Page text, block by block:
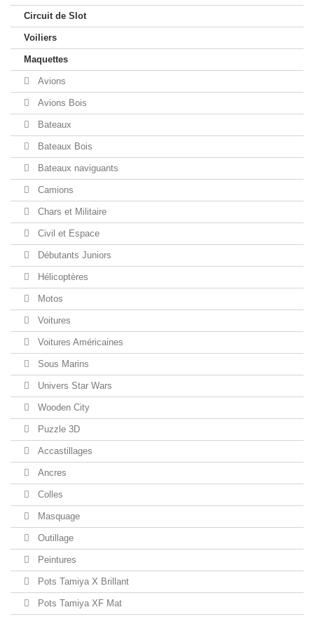
Circuit de Slot
Voiliers
Maquettes
Avions
Avions Bois
Bateaux
Bateaux Bois
Bateaux naviguants
Camions
Chars et Militaire
Civil et Espace
Débutants Juniors
Hélicoptères
Motos
Voitures
Voitures Américaines
Sous Marins
Univers Star Wars
Wooden City
Puzzle 3D
Accastillages
Ancres
Colles
Masquage
Outillage
Peintures
Pots Tamiya X Brillant
Pots Tamiya XF Mat